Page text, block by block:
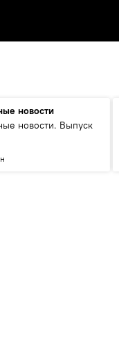
новости
новости. Выпуск